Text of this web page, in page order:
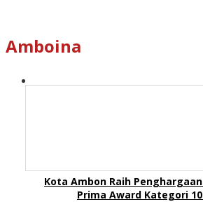
Amboina
Kota Ambon Raih
Prima Award Kategori